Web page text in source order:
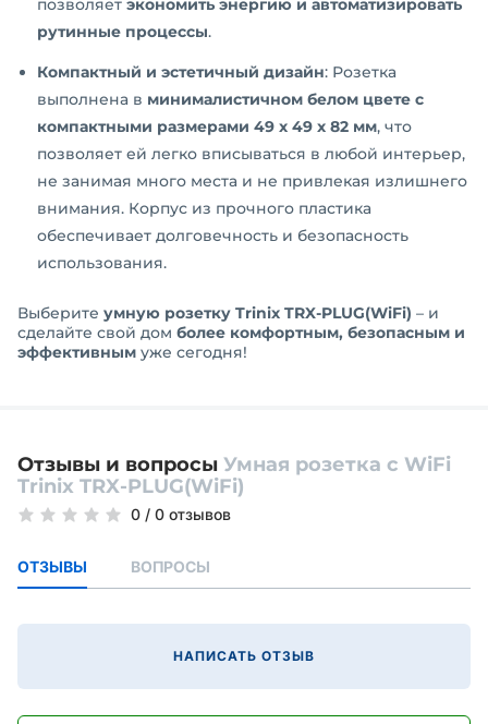
позволяет экономить энергию и автоматизировать
рутинные процессы.
Компактный и эстетичный дизайн: Розетка
выполнена в минималистичном белом цвете с
компактными размерами 49 x 49 x 82 мм, что
позволяет ей легко вписываться в любой интерьер,
не занимая много места и не привлекая излишнего
внимания. Корпус из прочного пластика
обеспечивает долговечность и безопасность
использования.
Выберите умную розетку Trinix TRX-PLUG(WiFi) – и
сделайте свой дом более комфортным, безопасным и
эффективным уже сегодня!
Отзывы и вопросы Умная розетка с WiFi
Trinix TRX-PLUG(WiFi)
0 / 0 отзывов
ОТЗЫВЫ ВОПРОСЫ
НАПИСАТЬ ОТЗЫВ